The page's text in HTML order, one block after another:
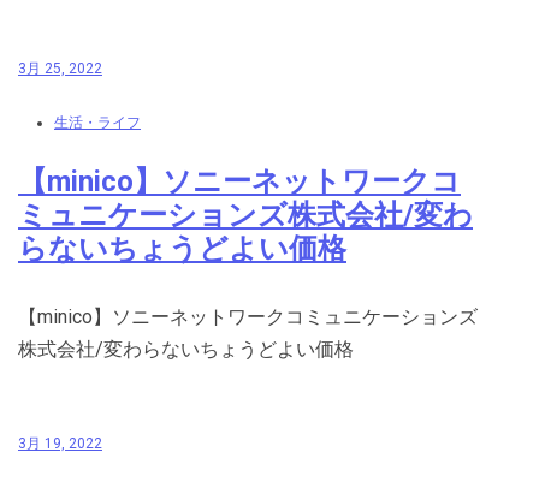
3月 25, 2022
生活・ライフ
【minico】ソニーネットワークコ
ミュニケーションズ株式会社/変わ
らないちょうどよい価格
【minico】ソニーネットワークコミュニケーションズ
株式会社/変わらないちょうどよい価格
3月 19, 2022